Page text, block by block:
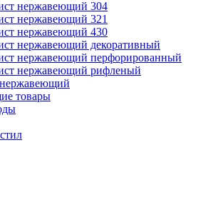
нержавеющий 304
нержавеющий 321
нержавеющий 430
нержавеющий декоративный
нержавеющий перфорированный
нержавеющий рифленый
товары